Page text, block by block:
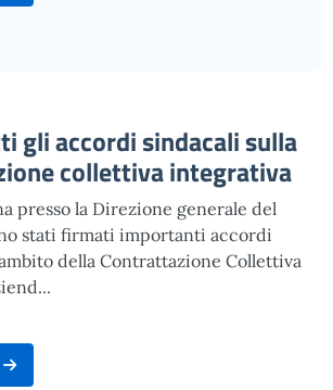
gli accordi sindacali sulla
collettiva integrativa
presso la Direzione generale del
stati firmati importanti accordi
della Contrattazione Collettiva